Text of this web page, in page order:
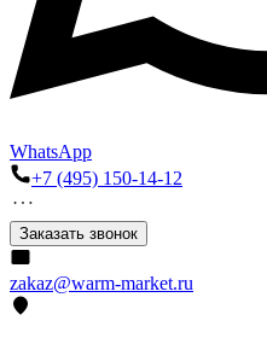
WhatsApp
+7 (495) 150-14-12
Заказать звонок
zakaz@warm-market.ru